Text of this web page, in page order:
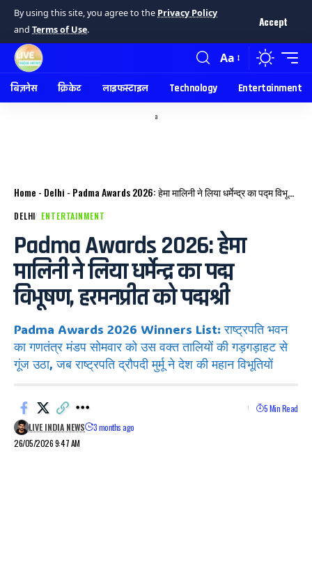
By using this site, you agree to the Privacy Policy
and Terms of Use.
Accept
Aa
बिज़नेस क्रिकेट लाइफस्टाइल Technology Entertainment
a
Home - Delhi - Padma Awards 2026: हेमा मालिनी ने लिया धर्मेन्द्र का पद्म विभूषण, हरमनप्रीत को पद्मश्री
DELHI ENTERTAINMENT
Padma Awards 2026: हेमा
मालिनी ने लिया धर्मेन्द्र का पद्म
विभूषण, हरमनप्रीत को पद्मश्री
Padma Awards 2026 Winners List: राष्ट्रपति भवन
का गणतंत्र मंडप सोमवार को उस वक्त तालियों की गड़गड़ाहट से
गूंज उठा, जब राष्ट्रपति द्रौपदी मुर्मू ने देश की महान विभूतियों
26/05/2026 9:47 AM
LIVE INDIA NEWS 3 months ago
5 Min Read